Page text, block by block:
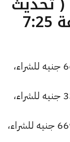
الأثنين 9 فبراير الساعة 7:25
أسعار الذهب عيار 21 وزن 1 جرام 6690 جنيه للشراء،
سعر الذهب عيار 21 وزن 5 جرام 33450 جنيه للشراء،
سعر الذهب عيار 21 وزن 10 جرام 66900 جنيه للشراء،